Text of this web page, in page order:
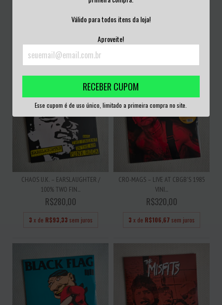
Válido para todos itens da loja!
Aproveite!
RECEBER CUPOM
Esse cupom é de uso único, limitado a primeira compra no site.
PHONOPHOBIA VINIL...
3x deR$93,33sem juros
FILTHKICK – IN IT...
CHAOS U.K. – EARSLAUGHTER /
100% TWO FIN...
R$280,00
3 x de R$93,33 sem juros
CRO-MAGS – LIVE AT CBGB'S 1985
VINI...
R$320,00
3 x de R$106,67 sem juros